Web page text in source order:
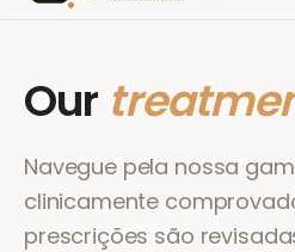
Our
Navegue pela nossa
clinicamente
prescrições são